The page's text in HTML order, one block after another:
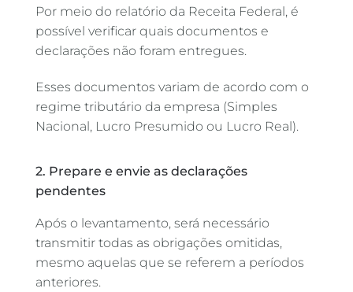
Por meio do relatório da Receita Federal, é
possível verificar quais documentos e
declarações não foram entregues.
Esses documentos variam de acordo com o
regime tributário da empresa (Simples
Nacional, Lucro Presumido ou Lucro Real).
2. Prepare e envie as declarações
pendentes
Após o levantamento, será necessário
transmitir todas as obrigações omitidas,
mesmo aquelas que se referem a períodos
anteriores.